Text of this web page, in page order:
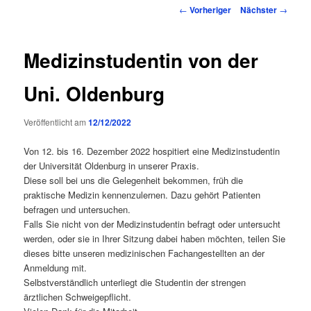
Beitragsnavigation
← Vorheriger Nächster →
Medizinstudentin von der
Uni. Oldenburg
Veröffentlicht am12/12/2022
Von 12. bis 16. Dezember 2022 hospitiert eine Medizinstudentin
der Universität Oldenburg in unserer Praxis.
Diese soll bei uns die Gelegenheit bekommen, früh die
praktische Medizin kennenzulernen. Dazu gehört Patienten
befragen und untersuchen.
Falls Sie nicht von der Medizinstudentin befragt oder untersucht
werden, oder sie in Ihrer Sitzung dabei haben möchten, teilen Sie
dieses bitte unseren medizinischen Fachangestellten an der
Anmeldung mit.
Selbstverständlich unterliegt die Studentin der strengen
ärztlichen Schweigepflicht.